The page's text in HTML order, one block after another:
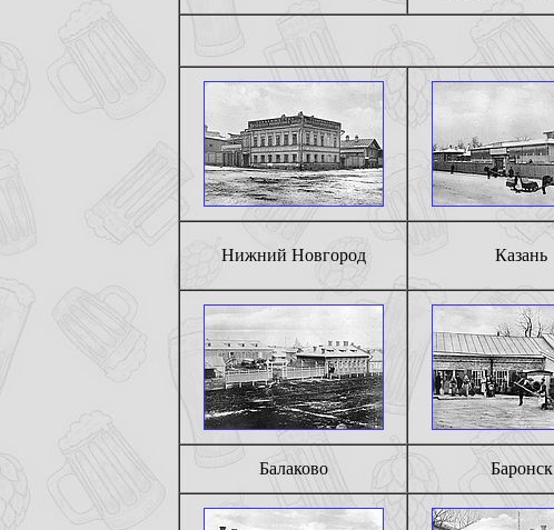
Нижний Новгород Казань
Балаково Баронск